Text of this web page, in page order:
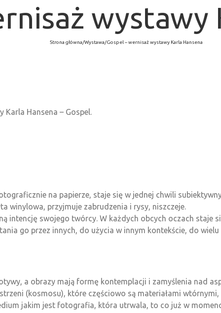
wystawy
Strona główna/Wystawa/Gospel – wernisaż wystawy Karla Hansena
Karla Hansena – Gospel.
na papierze, staje się w jednej chwili
winylowa, przyjmuje zabrudzenia i rysy, niszczeje.
intencję swojego twórcy. W każdych obcych oczach staje
go przez innych, do użycia w innym kontekście, do
a obrazy mają formę kontemplacji i zamyślenia nad
(kosmosu), które częściowo są materiałami
jakim jest fotografia, która utrwala, to co już w